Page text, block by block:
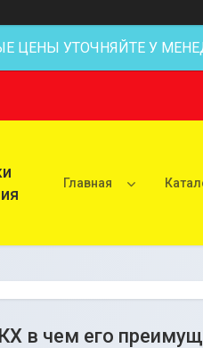
ЦЕНЫ УТОЧНЯЙТЕ У
Главная
в чем его